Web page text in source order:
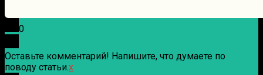
0
Оставьте комментарий! Напишите, что думаете по
поводу статьи.x